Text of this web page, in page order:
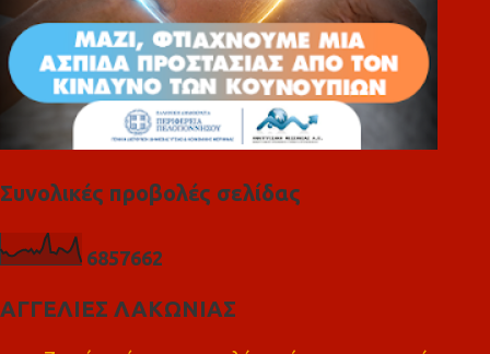
Συνολικές προβολές σελίδας
6857662
ΑΓΓΕΛΙΕΣ ΛΑΚΩΝΙΑΣ